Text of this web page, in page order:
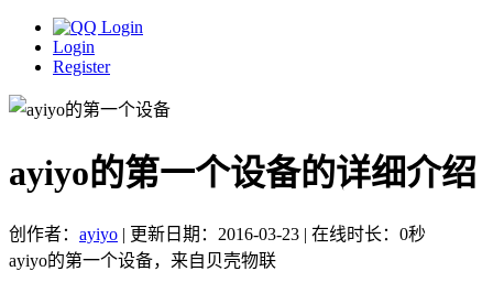
Login
Register
ayiyo的第一个设备的详细介绍
创作者： ayiyo | 更新日期：2016-03-23 | 在线时长：0秒
ayiyo的第一个设备，来自贝壳物联